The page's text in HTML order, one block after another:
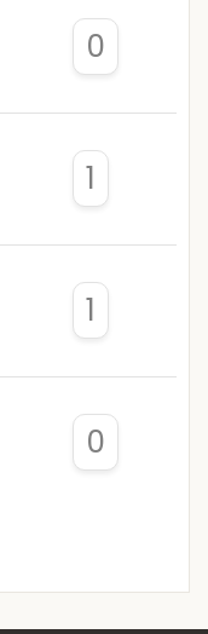
0
1
1
0